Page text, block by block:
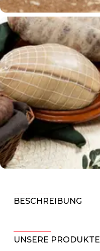
BESCHREIBUNG
UNSERE PRODUKTE